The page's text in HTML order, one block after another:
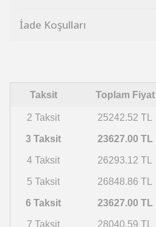
İade Koşulları
Taksit Toplam Fiyat
2 Taksit 25242.52 TL
3 Taksit 23627.00 TL
4 Taksit 26293.12 TL
5 Taksit 26848.86 TL
6 Taksit 23627.00 TL
7 Taksit 28040.59 TL